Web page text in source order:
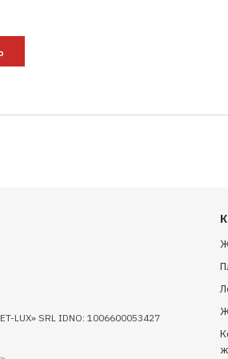
LUX» SRL IDNO: 1006600053427